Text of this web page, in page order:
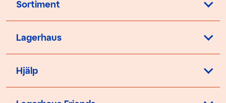
Sortiment
Lagerhaus
Hjälp